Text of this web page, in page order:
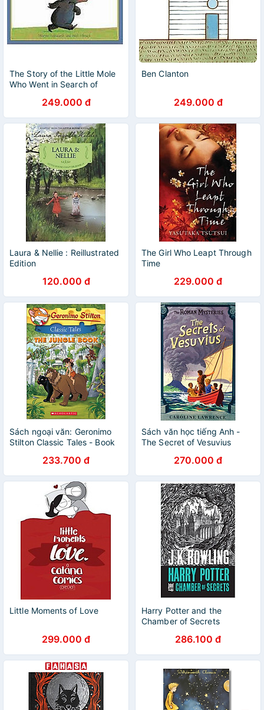
The Story of the Little Mole
Who Went in Search of
249.000 đ
Ben Clanton
249.000 đ
Laura & Nellie : Reillustrated
Edition
120.000 đ
The Girl Who Leapt Through
Time
229.000 đ
Sách ngoại văn: Geronimo
Stilton Classic Tales - Book
233.700 đ
Sách văn học tiếng Anh -
The Secret of Vesuvius
270.000 đ
Little Moments of Love
299.000 đ
Harry Potter and the
Chamber of Secrets
286.100 đ